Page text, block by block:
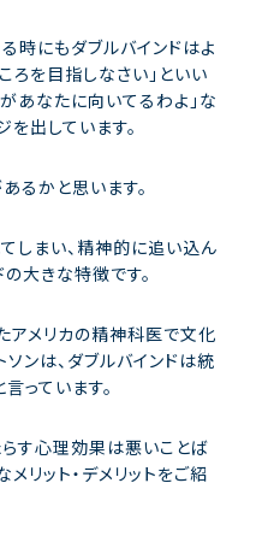
時にもダブルバインドはよ
ろを目指しなさい」といい
あなたに向いてるわよ」な
出しています。
るかと思います。
しまい、精神的に追い込ん
大きな特徴です。
アメリカの精神科医で文化
ンは、ダブルバインドは統
っています。
らす心理効果は悪いことば
リット・デメリットをご紹